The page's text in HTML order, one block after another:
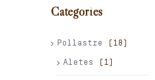
Categories
Pollastre (18)
Aletes (1)